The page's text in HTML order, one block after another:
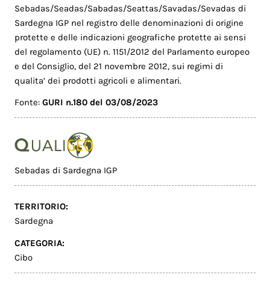
Sebadas/Seadas/Sabadas/Seattas/Savadas/Sevadas di
Sardegna IGP nel registro delle denominazioni di origine
protette e delle indicazioni geografiche protette ai sensi
del regolamento (UE) n. 1151/2012 del Parlamento europeo
e del Consiglio, del 21 novembre 2012, sui regimi di
qualita’ dei prodotti agricoli e alimentari.
Fonte:GURI n.180 del 03/08/2023
Sebadas di Sardegna IGP
TERRITORIO:
Sardegna
CATEGORIA:
Cibo